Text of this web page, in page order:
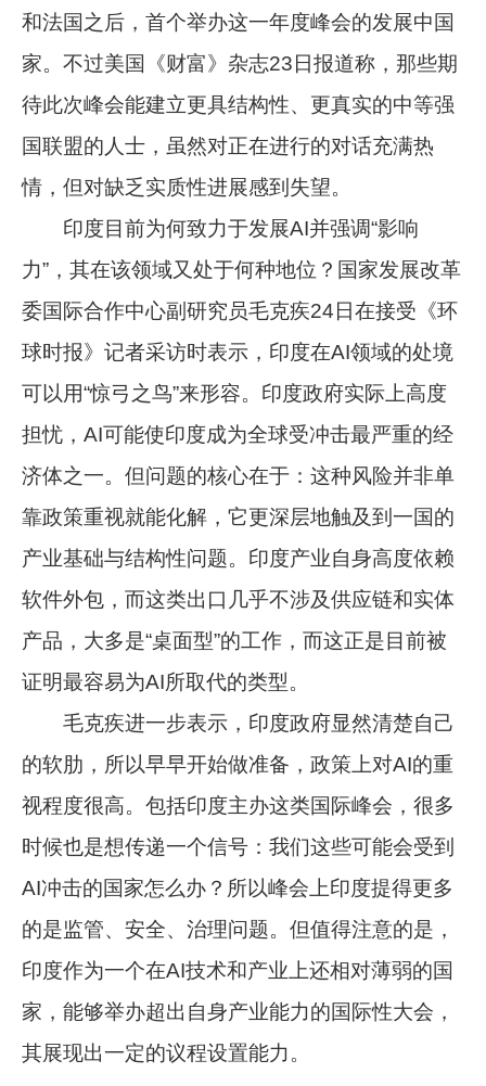
和法国之后，首个举办这一年度峰会的发展中国
家。不过美国《财富》杂志23日报道称，那些期
待此次峰会能建立更具结构性、更真实的中等强
国联盟的人士，虽然对正在进行的对话充满热
情，但对缺乏实质性进展感到失望。
印度目前为何致力于发展AI并强调“影响
力”，其在该领域又处于何种地位？国家发展改革
委国际合作中心副研究员毛克疾24日在接受《环
球时报》记者采访时表示，印度在AI领域的处境
可以用“惊弓之鸟”来形容。印度政府实际上高度
担忧，AI可能使印度成为全球受冲击最严重的经
济体之一。但问题的核心在于：这种风险并非单
靠政策重视就能化解，它更深层地触及到一国的
产业基础与结构性问题。印度产业自身高度依赖
软件外包，而这类出口几乎不涉及供应链和实体
产品，大多是“桌面型”的工作，而这正是目前被
证明最容易为AI所取代的类型。
毛克疾进一步表示，印度政府显然清楚自己
的软肋，所以早早开始做准备，政策上对AI的重
视程度很高。包括印度主办这类国际峰会，很多
时候也是想传递一个信号：我们这些可能会受到
AI冲击的国家怎么办？所以峰会上印度提得更多
的是监管、安全、治理问题。但值得注意的是，
印度作为一个在AI技术和产业上还相对薄弱的国
家，能够举办超出自身产业能力的国际性大会，
其展现出一定的议程设置能力。